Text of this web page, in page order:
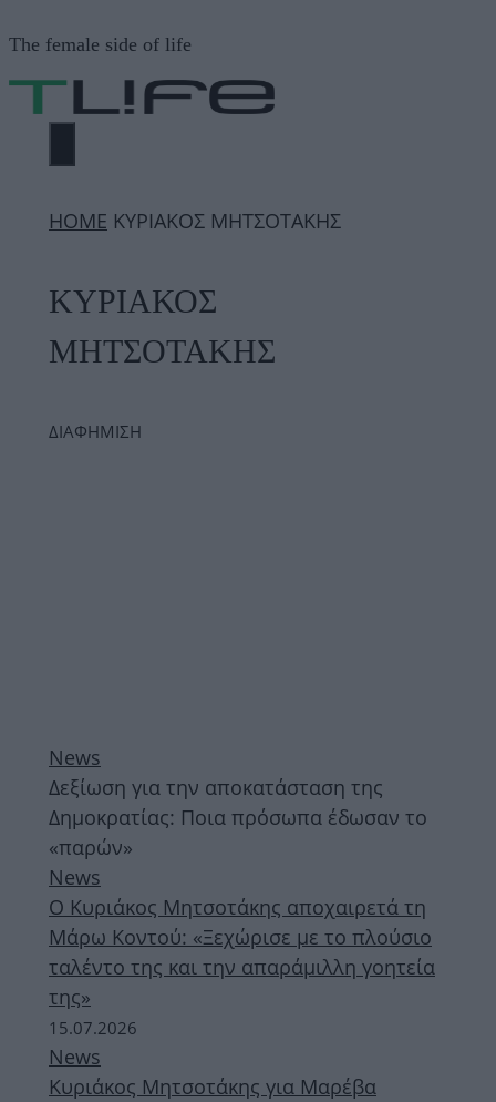
σε
περιεχόμενο
The female side of life
ΜΕΝΟΎ
ΗΟΜΕ ΚΥΡΙΑΚΟΣ ΜΗΤΣΟΤΑΚΗΣ
ΚΥΡΙΑΚΟΣ
ΜΗΤΣΟΤΑΚΗΣ
ΔΙΑΦΗΜΙΣΗ
News
Δεξίωση για την αποκατάσταση της
Δημοκρατίας: Ποια πρόσωπα έδωσαν το
«παρών»
News
Ο Κυριάκος Μητσοτάκης αποχαιρετά τη
Μάρω Κοντού: «Ξεχώρισε με το πλούσιο
ταλέντο της και την απαράμιλλη γοητεία
της»
15.07.2026
News
Κυριάκος Μητσοτάκης για Μαρέβα